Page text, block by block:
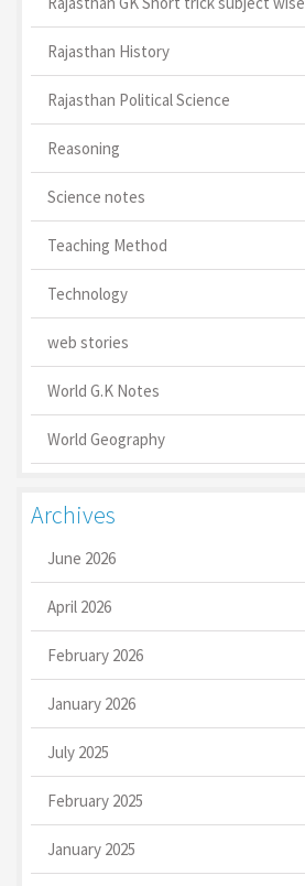
Rajasthan History
Rajasthan Political Science
Reasoning
Science notes
Teaching Method
Technology
web stories
World G.K Notes
World Geography
Archives
June 2026
April 2026
February 2026
January 2026
July 2025
February 2025
January 2025